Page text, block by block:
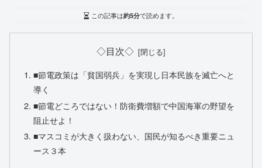
この記事は約5分で読めます。
◇目次◇
■節電政策は「貧国弱兵」を実現し日本民族を滅亡へと
導く
■節電どころではない！防衛費増額で中国海軍の野望を
阻止せよ！
■マスコミが大きく扱わない、国民が知るべき重要ニュ
ース３本